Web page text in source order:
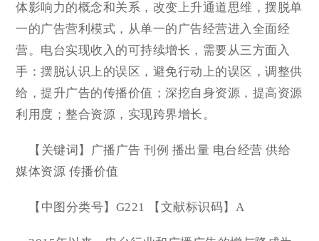
体影响力的概念和关系，改变上升通道思维，摆脱单
一的广告营利模式，从单一的广告经营进入全面经
营。电台实现收入的可持续增长，需要从三方面入
手：摆脱认识上的误区，避免行动上的误区，调整供
给，提升广告的传播价值；深挖自身资源，提高资源
利用度；整合资源，实现跨界增长。
【关键词】广播广告 刊例 播出量 电台经营 供给
媒体资源 传播价值
【中图分类号】G221 【文献标识码】A